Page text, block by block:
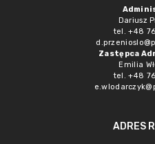
Dariusz
tel. +48
Zastępca
Emilia
tel. +48
ADRES